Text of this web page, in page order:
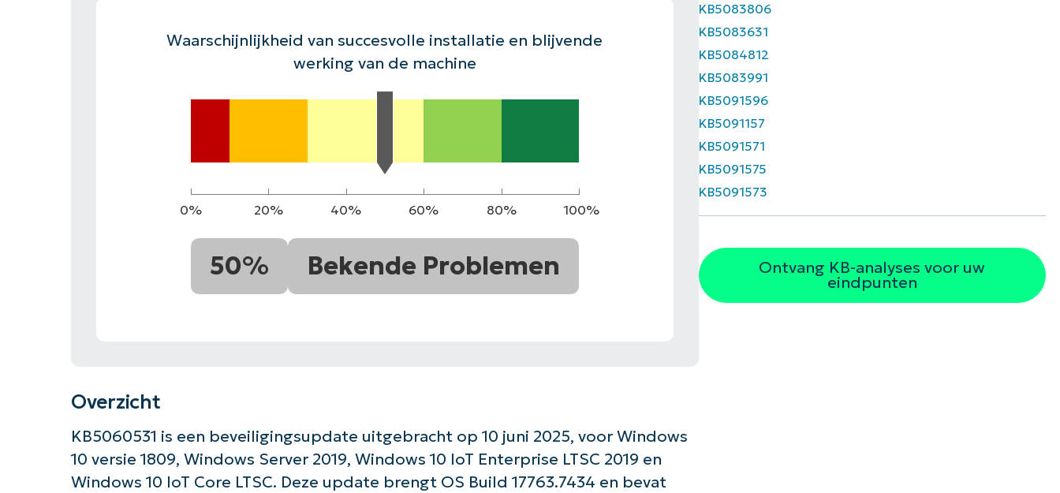
CONTACTEER SALES DEMO BEKIJKEN PRODUCT ROADMAP PLATFORM
CONTACTEER SALES
Waarschijnlijkheid van succesvolle installatie en blijvende
werking van de machine
0% 20% 40% 60% 80% 100%
50% Bekende Problemen
Overzicht
KB5060531 is een beveiligingsupdate uitgebracht op 10 juni 2025, voor Windows
10 versie 1809, Windows Server 2019, Windows 10 IoT Enterprise LTSC 2019 en
Windows 10 IoT Core LTSC. Deze update brengt OS Build 17763.7434 en bevat
KB5083806
KB5083631
KB5084812
KB5083991
KB5091596
KB5091157
KB5091571
KB5091575
KB5091573
Ontvang KB-analyses voor uw
eindpunten